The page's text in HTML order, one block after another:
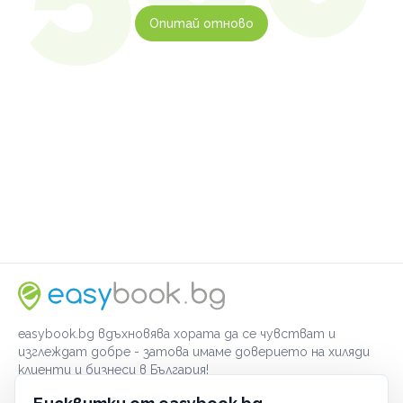
Опитай отново
easybook.bg вдъхновява хората да се чувстват и
изглеждат добре - затова имаме доверието на хиляди
клиенти и бизнеси в България!